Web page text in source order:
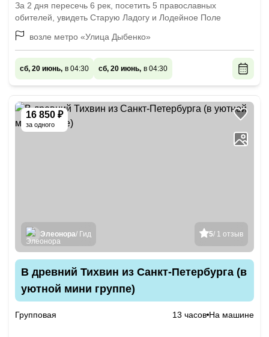
За 2 дня пересечь 6 рек, посетить 5 православных
обителей, увидеть Старую Ладогу и Лодейное Поле
возле метро «Улица Дыбенко»
сб, 20 июнь, в 04:30 сб, 20 июнь, в 04:30
16 850 ₽
за одного
5/ 1 отзыв
Элеонора/ Гид
В древний Тихвин из Санкт-Петербурга (в
уютной мини группе)
Групповая 13 часов На машине